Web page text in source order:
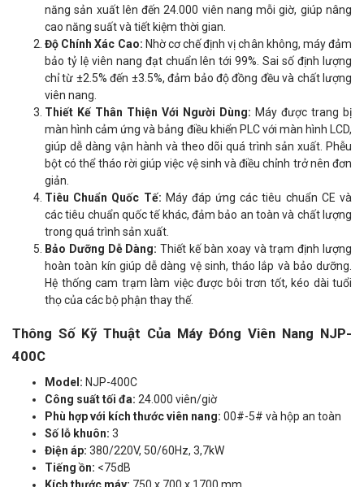
năng sản xuất lên đến 24.000 viên nang mỗi giờ, giúp nâng
cao năng suất và tiết kiệm thời gian.
Độ Chính Xác Cao: Nhờ cơ chế định vị chân không, máy đảm
bảo tỷ lệ viên nang đạt chuẩn lên tới 99%. Sai số định lượng
chỉ từ ±2.5% đến ±3.5%, đảm bảo độ đồng đều và chất lượng
viên nang.
Thiết Kế Thân Thiện Với Người Dùng: Máy được trang bị
màn hình cảm ứng và bảng điều khiển PLC với màn hình LCD,
giúp dễ dàng vận hành và theo dõi quá trình sản xuất. Phễu
bột có thể tháo rời giúp việc vệ sinh và điều chỉnh trở nên đơn
giản.
Tiêu Chuẩn Quốc Tế: Máy đáp ứng các tiêu chuẩn CE và
các tiêu chuẩn quốc tế khác, đảm bảo an toàn và chất lượng
trong quá trình sản xuất.
Bảo Dưỡng Dễ Dàng: Thiết kế bàn xoay và trạm định lượng
hoàn toàn kín giúp dễ dàng vệ sinh, tháo lắp và bảo dưỡng.
Hệ thống cam trạm làm việc được bôi trơn tốt, kéo dài tuổi
thọ của các bộ phận thay thế.
Thông Số Kỹ Thuật Của Máy Đóng Viên Nang NJP-
400C
Model: NJP-400C
Công suất tối đa: 24.000 viên/giờ
Phù hợp với kích thước viên nang: 00#-5# và hộp an toàn
Số lỗ khuôn: 3
Điện áp: 380/220V, 50/60Hz, 3,7kW
Tiếng ồn: <75dB
Kích thước máy: 750 x 700 x 1700 mm